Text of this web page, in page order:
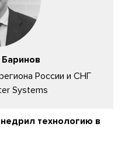
России и СНГ
Systems
технологию в